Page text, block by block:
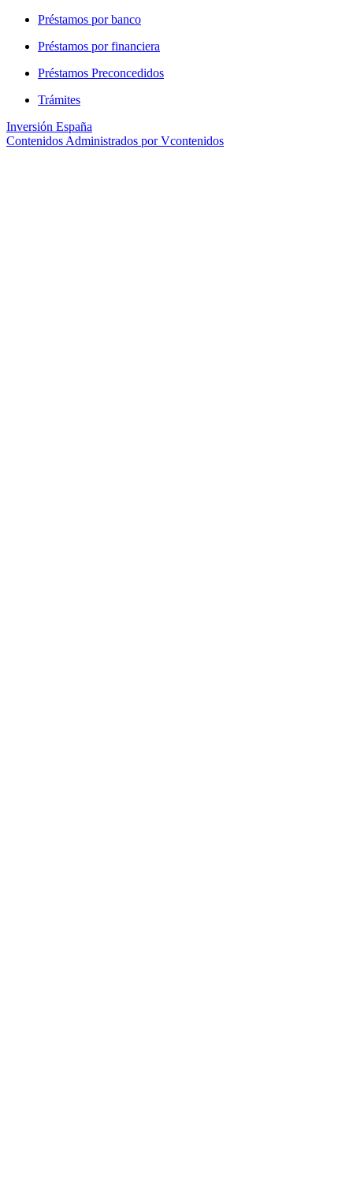
Préstamos por banco
Préstamos por financiera
Préstamos Preconcedidos
Trámites
Inversión España
Contenidos Administrados por Vcontenidos